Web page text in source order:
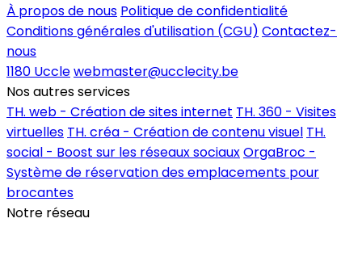
À propos de nous Politique de confidentialité
Conditions générales d'utilisation (CGU) Contactez-
nous
1180 Ucclewebmaster@ucclecity.be
Nos autres services
TH. web - Création de sites internet TH. 360 - Visites
virtuelles TH. créa - Création de contenu visuel TH.
social - Boost sur les réseaux sociauxOrgaBroc -
Système de réservation des emplacements pour
brocantes
Notre réseau